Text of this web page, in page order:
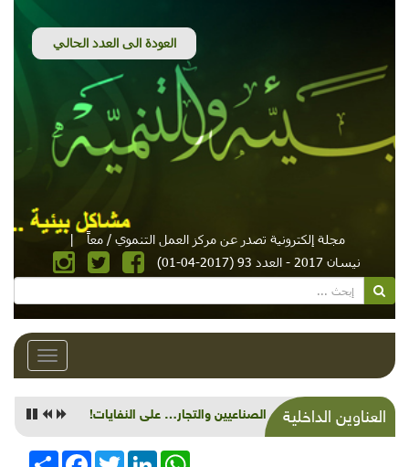
مجلة إلكترونية تصدر عن مركز العمل التنموي / معاً
|
نيسان 2017 - العدد 93 (2017-04-01)
Toggle
العناوين الداخليةصراع الصناعيين والتجار… على النفايات!
انشر
FacebookTwitterLinkedInWhatsApp